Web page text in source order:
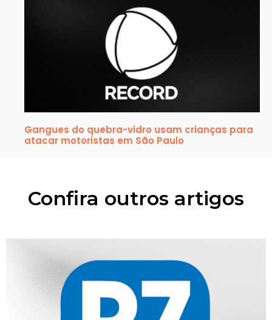
Gangues do quebra-vidro usam crianças para
atacar motoristas em São Paulo
Confira outros artigos